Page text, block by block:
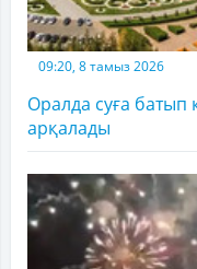
09:20, 8 тамыз 2026
Оралда суға батып
арқалады